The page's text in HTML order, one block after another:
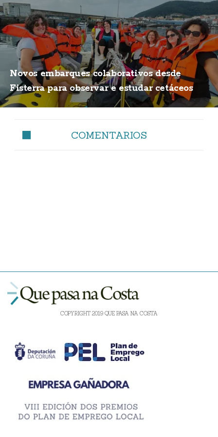
Novos embarques colaborativos desde
Fisterra para observar e estudar cetáceos
COMENTARIOS
COPYRIGHT 2019 QUE PASA NA COSTA